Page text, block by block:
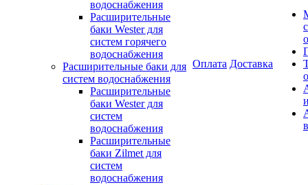
водоснабжения
Расширительные
баки Wester для
систем горячего
водоснабжения
Расширительные баки для
систем водоснабжения
Расширительные
баки Wester для
систем
водоснабжения
Расширительные
баки Zilmet для
систем
водоснабжения
Оплата Доставка